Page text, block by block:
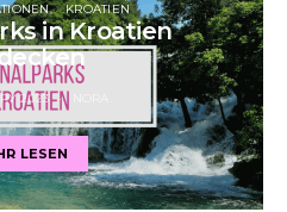
KROATIEN
in Kroatien
2023
LESEN